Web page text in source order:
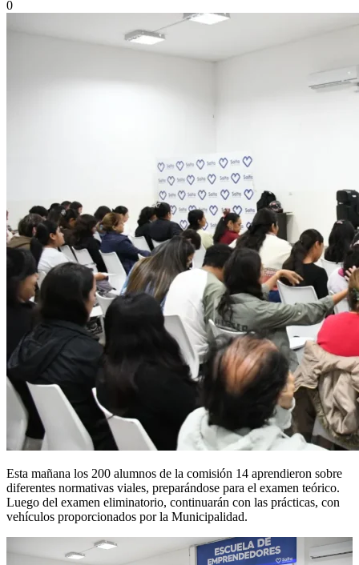
0
Esta mañana los 200 alumnos de la comisión 14 aprendieron sobre
diferentes normativas viales, preparándose para el examen teórico.
Luego del examen eliminatorio, continuarán con las prácticas, con
vehículos proporcionados por la Municipalidad.